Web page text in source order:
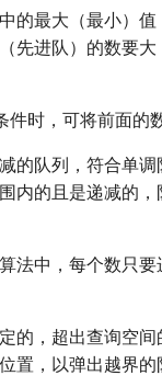
的最大（最小）
先进队）的数要
时，可将前面的
的队列，符合单
内的且是递减的
法中，每个数只
的，超出查询空
置，以弹出越界的